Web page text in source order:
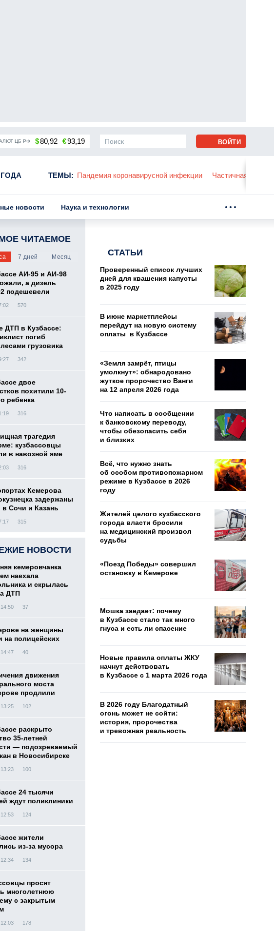
ЦБ РФ $80,92 €93,19
ТЕМЫ:
Кузбасса Пандемия коронавирусной инфекции Частичная
ВОЙТИ
новости Наука и технологии
ЧИТАЕМОЕ
7 дней Месяц
АИ-95 и АИ-98
а дизель
подешевели
570
ДТП в Кузбассе:
погиб
грузовика
342
двое
похитили 10-
ребенка
316
трагедия
кузбассовцы
в навозной яме
316
Кемерова
задержаны
Сочи и Казань
315
НОВОСТИ
кемеровчанка
наехала
и скрылась
ДТП
37
на женщины
на полицейских
40
движения
моста
продлили
102
раскрыто
35-летней
— подозреваемый
в Новосибирске
100
24 тысячи
ждут поликлиники
124
жители
из-за мусора
134
просят
многолетнюю
с закрытым
178
СТАТЬИ
Проверенный список лучших
дней для квашения капусты
в 2025 году
В июне маркетплейсы
перейдут на новую систему
оплаты в Кузбассе
«Земля замрёт, птицы
умолкнут»: обнародовано
жуткое пророчество Ванги
на 12 апреля 2026 года
Что написать в сообщении
к банковскому переводу,
чтобы обезопасить себя
и близких
Всё, что нужно знать
об особом противопожарном
режиме в Кузбассе в 2026
году
Жителей целого кузбасского
города власти бросили
на медицинский произвол
судьбы
«Поезд Победы» совершил
остановку в Кемерове
Мошка заедает: почему
в Кузбассе стало так много
гнуса и есть ли спасение
Новые правила оплаты ЖКУ
начнут действовать
в Кузбассе с 1 марта 2026 года
В 2026 году Благодатный
огонь может не сойти:
история, пророчества
и тревожная реальность